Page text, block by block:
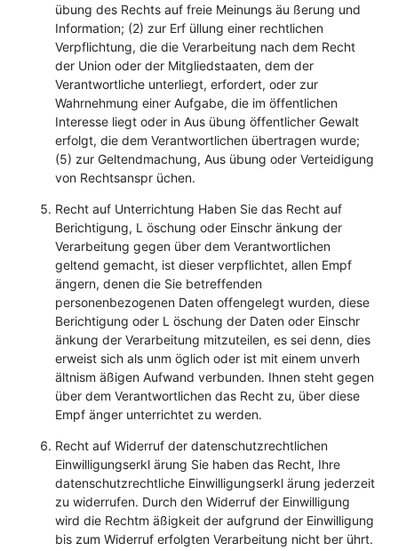
übung des Rechts auf freie Meinungs äu ßerung und
Information; (2) zur Erf üllung einer rechtlichen
Verpflichtung, die die Verarbeitung nach dem Recht
der Union oder der Mitgliedstaaten, dem der
Verantwortliche unterliegt, erfordert, oder zur
Wahrnehmung einer Aufgabe, die im öffentlichen
Interesse liegt oder in Aus übung öffentlicher Gewalt
erfolgt, die dem Verantwortlichen übertragen wurde;
(5) zur Geltendmachung, Aus übung oder Verteidigung
von Rechtsanspr üchen.
Recht auf Unterrichtung Haben Sie das Recht auf
Berichtigung, L öschung oder Einschr änkung der
Verarbeitung gegen über dem Verantwortlichen
geltend gemacht, ist dieser verpflichtet, allen Empf
ängern, denen die Sie betreffenden
personenbezogenen Daten offengelegt wurden, diese
Berichtigung oder L öschung der Daten oder Einschr
änkung der Verarbeitung mitzuteilen, es sei denn, dies
erweist sich als unm öglich oder ist mit einem unverh
ältnism äßigen Aufwand verbunden. Ihnen steht gegen
über dem Verantwortlichen das Recht zu, über diese
Empf änger unterrichtet zu werden.
Recht auf Widerruf der datenschutzrechtlichen
Einwilligungserkl ärung Sie haben das Recht, Ihre
datenschutzrechtliche Einwilligungserkl ärung jederzeit
zu widerrufen. Durch den Widerruf der Einwilligung
wird die Rechtm äßigkeit der aufgrund der Einwilligung
bis zum Widerruf erfolgten Verarbeitung nicht ber ührt.